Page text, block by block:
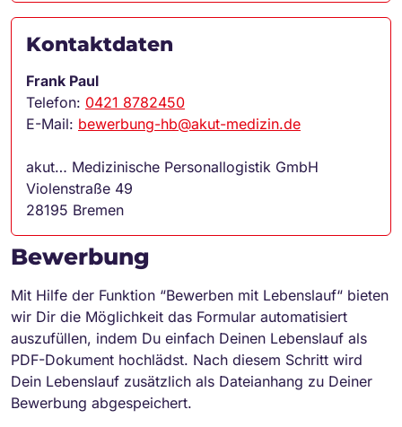
Kontaktdaten
Frank Paul
Telefon: 0421 8782450
E-Mail: bewerbung-hb@akut-medizin.de
akut… Medizinische Personallogistik GmbH
Violenstraße 49
28195 Bremen
Bewerbung
Mit Hilfe der Funktion “Bewerben mit Lebenslauf“ bieten
wir Dir die Möglichkeit das Formular automatisiert
auszufüllen, indem Du einfach Deinen Lebenslauf als
PDF-Dokument hochlädst. Nach diesem Schritt wird
Dein Lebenslauf zusätzlich als Dateianhang zu Deiner
Bewerbung abgespeichert.